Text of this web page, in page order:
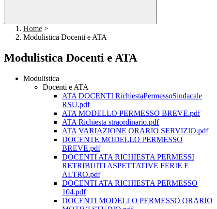
Home >
Modulistica Docenti e ATA
Modulistica Docenti e ATA
Modulistica
Docenti e ATA
ATA DOCENTI RichiestaPermessoSindacale
RSU.pdf
ATA MODELLO PERMESSO BREVE.pdf
ATA Richiesta straordinario.pdf
ATA VARIAZIONE ORARIO SERVIZIO.pdf
DOCENTE MODELLO PERMESSO
BREVE.pdf
DOCENTI ATA RICHIESTA PERMESSI
RETRIBUITI ASPETTATIVE FERIE E
ALTRO.pdf
DOCENTI ATA RICHIESTA PERMESSO
104.pdf
DOCENTI MODELLO PERMESSO ORARIO